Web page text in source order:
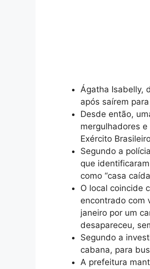
Ágatha Isabelly,
após saírem
Desde então,
mergulhadores
Exército
Segundo a
que
como “casa
O local coincide
encontrado com
janeiro por um
desapareceu,
Segundo a
cabana, para
A prefeitura